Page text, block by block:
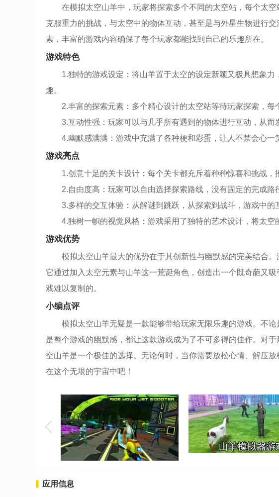
在模拟太空山羊中，玩家将探索多个不同的太空站，每个太
克服重力的挑战，与太空中的物体互动，甚至是与外星生物进行
素，丰富的游戏内容确保了每个玩家都能找到自己的乐趣所在。
游戏特色
1.独特的游戏设定：将山羊置于太空的设定新颖又极具想象
趣。
2.丰富的探索元素：多个精心设计的太空站等待玩家探索，每
3.互动性强：玩家可以与几乎所有遇到的物体进行互动，从而
4.幽默感满满：游戏中充满了各种梗和彩蛋，让人不禁会心一
游戏亮点
1.创意十足的关卡设计：每个关卡都充斥着种种惊喜和挑战，
2.自由度高：玩家可以自由选择探索路线，没有固定的完成路
3.多样的交互体验：从解谜到跳跃，从探索到战斗，游戏中的
4.独树一帜的视觉风格：游戏采用了独特的艺术设计，将太空
游戏优势
模拟太空山羊最大的优势在于其创新性与幽默感的完美结合
它通过加入太空元素与山羊这一荒诞角色，创造出一个既奇葩又
戏难以复制的。
小编点评
模拟太空山羊无疑是一款能够带给玩家无限乐趣的游戏。不
是整个游戏的幽默感，都让这款游戏成为了不可多得的佳作。对
空山羊是一个极佳的选择。无论何时，当你需要放松心情、解压
在这个无垠的宇宙中吧！
应用信息